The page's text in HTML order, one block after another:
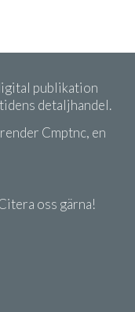
publikation
detaljhandel.
Cmptnc, en
oss gärna!